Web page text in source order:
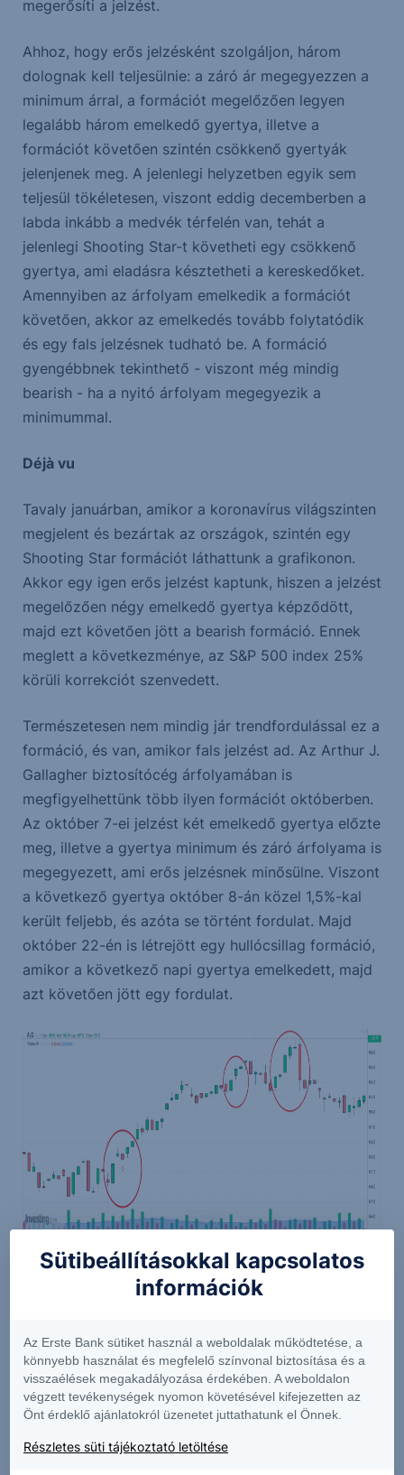
megerősíti a jelzést.
Ahhoz, hogy erős jelzésként szolgáljon, három
dolognak kell teljesülnie: a záró ár megegyezzen a
minimum árral, a formációt megelőzően legyen
legalább három emelkedő gyertya, illetve a
formációt követően szintén csökkenő gyertyák
jelenjenek meg. A jelenlegi helyzetben egyik sem
teljesül tökéletesen, viszont eddig decemberben a
labda inkább a medvék térfelén van, tehát a
jelenlegi Shooting Star-t követheti egy csökkenő
gyertya, ami eladásra késztetheti a kereskedőket.
Amennyiben az árfolyam emelkedik a formációt
követően, akkor az emelkedés tovább folytatódik
és egy fals jelzésnek tudható be. A formáció
gyengébbnek tekinthető - viszont még mindig
bearish - ha a nyitó árfolyam megegyezik a
minimummal.
Déjà vu
Tavaly januárban, amikor a koronavírus világszinten
megjelent és bezártak az országok, szintén egy
Shooting Star formációt láthattunk a grafikonon.
Akkor egy igen erős jelzést kaptunk, hiszen a jelzést
megelőzően négy emelkedő gyertya képződött,
majd ezt követően jött a bearish formáció. Ennek
meglett a következménye, az S&P 500 index 25%
körüli korrekciót szenvedett.
Természetesen nem mindig jár trendfordulással ez a
formáció, és van, amikor fals jelzést ad. Az Arthur J.
Gallagher biztosítócég árfolyamában is
megfigyelhettünk több ilyen formációt októberben.
Az október 7-ei jelzést két emelkedő gyertya előzte
meg, illetve a gyertya minimum és záró árfolyama is
megegyezett, ami erős jelzésnek minősülne. Viszont
a következő gyertya október 8-án közel 1,5%-kal
került feljebb, és azóta se történt fordulat. Majd
október 22-én is létrejött egy hullócsillag formáció,
amikor a következő napi gyertya emelkedett, majd
azt követően jött egy fordulat.
Tavaly augusztusban a GBPUSD devizapárban is
megfigyelhettük a formációt. A hullócsillagot
megelőzte egy emelkedő trend, majd egy
optimistább hangvételt követően elkezdett
Sütibeállításokkal kapcsolatos
információk
Az Erste Bank sütiket használ a weboldalak működtetése, a
könnyebb használat és megfelelő színvonal biztosítása és a
visszaélések megakadályozása érdekében. A weboldalon
végzett tevékenységek nyomon követésével kifejezetten az
Önt érdeklő ajánlatokról üzenetet juttathatunk el Önnek.
Részletes süti tájékoztató letöltése